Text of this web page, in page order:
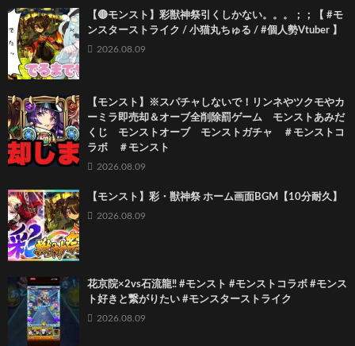
【🔴モンスト】彩獣神祭引くしかない。。。；；【 #モ
ンスターストライク / 小猫丸ちゅる / #個人勢Vtuber 】
2026.08.09
【モンスト】※スパチャしないで！リンネやツクモやカ
ーミラ即売却＆オーブ全削除罰ゲーム モンストあみだ
くじ モンストオーブ モンストガチャ ＃モンストコ
ラボ ＃モンスト
2026.08.09
【モンスト】彩・獣神祭 ホーム画面BGM【10分耐久】
2026.08.09
花京院×2vs石流龍‼️ #モンスト #モンストコラボ #モンス
ト好きと繋がりたい #モンスターストライク
2026.08.09